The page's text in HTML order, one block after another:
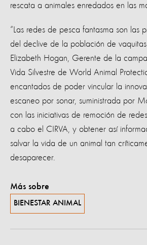
rescata a animales enredados en las
“Las redes de pesca fantasma son las
del declive de la población de vaquitas
Elizabeth Hogan, Gerente de la
Vida Silvestre de World Animal
encantados de poder vincular la
escaneo por sonar, suministrada por
con las iniciativas de remoción de
a cabo el CIRVA, y obtener así
salvar la vida de un animal tan
desaparecer.
Más sobre
BIENESTAR ANIMAL